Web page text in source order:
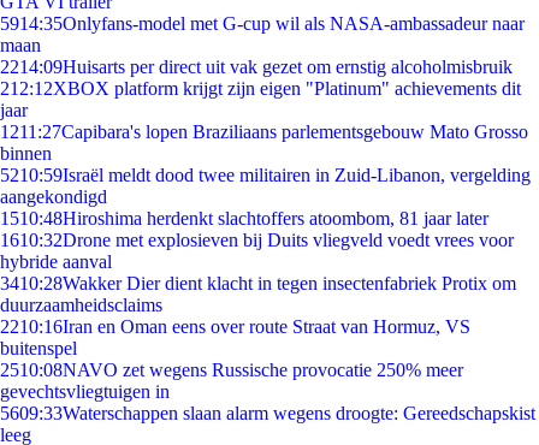
5914:35Onlyfans-model met G-cup wil als NASA-ambassadeur naar
maan
2214:09Huisarts per direct uit vak gezet om ernstig alcoholmisbruik
212:12XBOX platform krijgt zijn eigen "Platinum" achievements dit
jaar
1211:27Capibara's lopen Braziliaans parlementsgebouw Mato Grosso
binnen
5210:59Israël meldt dood twee militairen in Zuid-Libanon, vergelding
aangekondigd
1510:48Hiroshima herdenkt slachtoffers atoombom, 81 jaar later
1610:32Drone met explosieven bij Duits vliegveld voedt vrees voor
hybride aanval
3410:28Wakker Dier dient klacht in tegen insectenfabriek Protix om
duurzaamheidsclaims
2210:16Iran en Oman eens over route Straat van Hormuz, VS
buitenspel
2510:08NAVO zet wegens Russische provocatie 250% meer
gevechtsvliegtuigen in
5609:33Waterschappen slaan alarm wegens droogte: Gereedschapskist
leeg